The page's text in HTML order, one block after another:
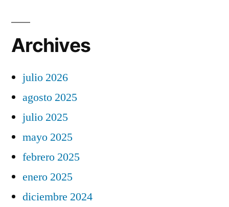
Archives
julio 2026
agosto 2025
julio 2025
mayo 2025
febrero 2025
enero 2025
diciembre 2024